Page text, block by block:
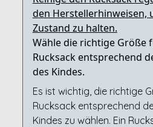
den Herstellerhinweisen,
Zustand zu halten.
Wähle die richtige Größe
Rucksack entsprechend
des Kindes.
Es ist wichtig, die richtige
Rucksack entsprechend
Kindes zu wählen. Ein